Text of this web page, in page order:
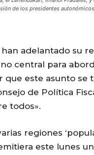
de los presidentes
adelantado su
central para
que este asunto
de Política
todos».
regiones
este lunes